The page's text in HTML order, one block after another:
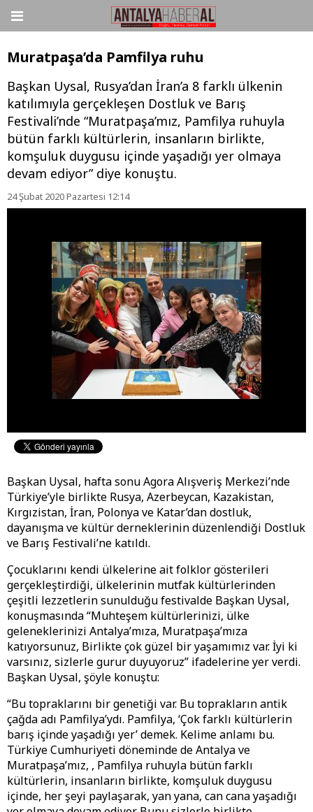
Muratpaşa’da Pamfilya ruhu
Başkan Uysal, Rusya’dan İran’a 8 farklı ülkenin
katılımıyla gerçekleşen Dostluk ve Barış
Festivali’nde “Muratpaşa’mız, Pamfilya ruhuyla
bütün farklı kültürlerin, insanların birlikte,
komşuluk duygusu içinde yaşadığı yer olmaya
devam ediyor” diye konuştu.
24 Şubat 2020 Pazartesi 12:14
Başkan Uysal, hafta sonu Agora Alışveriş Merkezi’nde
Türkiye’yle birlikte Rusya, Azerbeycan, Kazakistan,
Kırgızistan, İran, Polonya ve Katar’dan dostluk,
dayanışma ve kültür derneklerinin düzenlendiği Dostluk
ve Barış Festivali’ne katıldı.
Çocuklarını kendi ülkelerine ait folklor gösterileri
gerçekleştirdiği, ülkelerinin mutfak kültürlerinden
çeşitli lezzetlerin sunulduğu festivalde Başkan Uysal,
konuşmasında “Muhteşem kültürlerinizi, ülke
geleneklerinizi Antalya’mıza, Muratpaşa’mıza
katıyorsunuz, Birlikte çok güzel bir yaşamımız var. İyi ki
varsınız, sizlerle gurur duyuyoruz” ifadelerine yer verdi.
Başkan Uysal, şöyle konuştu:
“Bu topraklarını bir genetiği var. Bu toprakların antik
çağda adı Pamfilya’ydı. Pamfilya, ‘Çok farklı kültürlerin
barış içinde yaşadığı yer’ demek. Kelime anlamı bu.
Türkiye Cumhuriyeti döneminde de Antalya ve
Muratpaşa’mız, , Pamfilya ruhuyla bütün farklı
kültürlerin, insanların birlikte, komşuluk duygusu
içinde, her şeyi paylaşarak, yan yana, can cana yaşadığı